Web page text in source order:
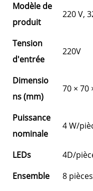
Modèle de
produit
220 V,
Tension
d'entrée
220V
Dimensio
ns (mm)
70 × 70
Puissance
nominale
4 W/
LEDs
4D/
Ensemble
8